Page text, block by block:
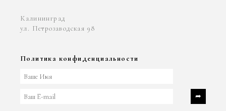
Калининград
ул. Петрозаводская 98
Политика конфиденциальности